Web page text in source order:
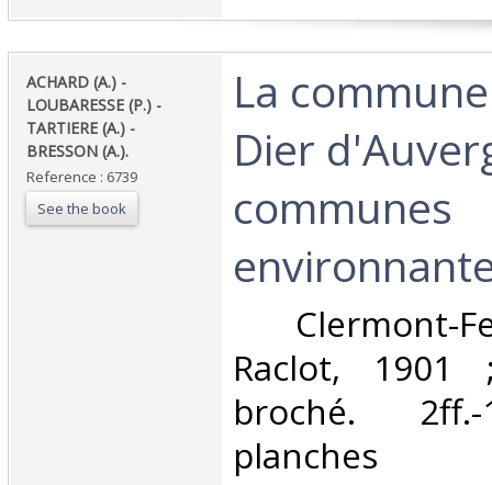
‎ACHARD (A.) -
LOUBARESSE (P.) -
TARTIERE (A.) -
BRESSON (A.).‎
Reference : 6739
See the book
‎La
Dier
communes
Clermont-
Raclot,
broché.
planches